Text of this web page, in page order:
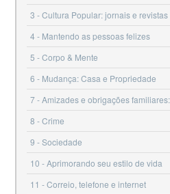
3
Cultura Popular: jornais e revistas
4
Mantendo as pessoas felizes
5
Corpo & Mente
6
Mudança: Casa e Propriedade
7 Amizades e obrigações
8
Crime
9
Sociedade
10
Aprimorando seu estilo de vida
11
Correio, telefone e internet